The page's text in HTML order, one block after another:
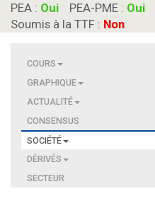
PEA : Oui PEA-PME : Oui
Soumis à la TTF : Non
COURS
GRAPHIQUE
ACTUALITÉ
CONSENSUS
SOCIÉTÉ
DÉRIVÉS
SECTEUR